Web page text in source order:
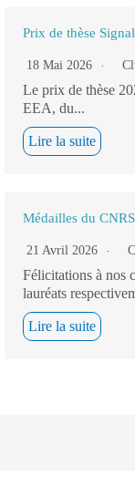
Prix de thèse
18 Mai 2026
Le prix de thèse
EEA, du...
Lire la suite
Médailles du
21 Avril 2026
Félicitations à nos
lauréats
Lire la suite